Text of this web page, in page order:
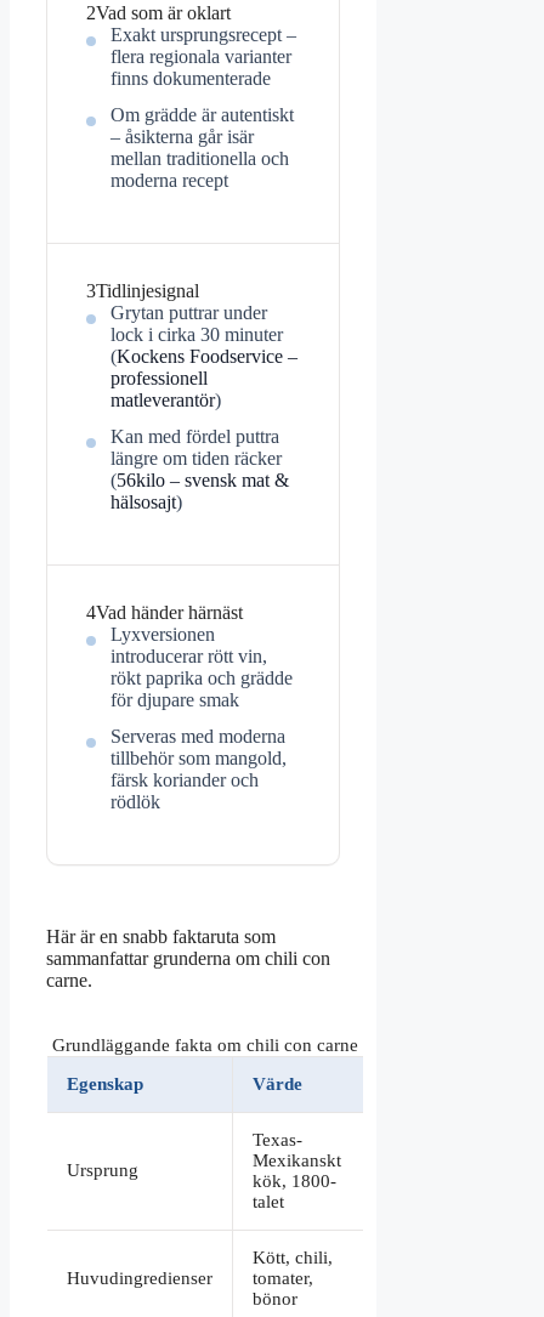
2Vad som är oklart
Exakt ursprungsrecept –
flera regionala varianter
finns dokumenterade
Om grädde är autentiskt
– åsikterna går isär
mellan traditionella och
moderna recept
3Tidlinjesignal
Grytan puttrar under
lock i cirka 30 minuter
(Kockens Foodservice –
professionell
matleverantör)
Kan med fördel puttra
längre om tiden räcker
(56kilo – svensk mat &
hälsosajt)
4Vad händer härnäst
Lyxversionen
introducerar rött vin,
rökt paprika och grädde
för djupare smak
Serveras med moderna
tillbehör som mangold,
färsk koriander och
rödlök
Här är en snabb faktaruta som
sammanfattar grunderna om chili con
carne.
Grundläggande fakta om chili con carne
Egenskap
Värde
Ursprung
Texas-
Mexikanskt
kök, 1800-
talet
Huvudingredienser
Kött, chili,
tomater,
bönor